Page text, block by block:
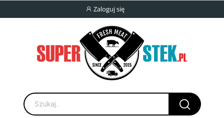
Zaloguj się